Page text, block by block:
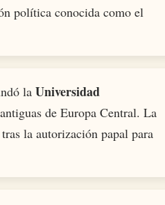
política conocida como el
la Universidad
de Europa Central. La
la autorización papal para